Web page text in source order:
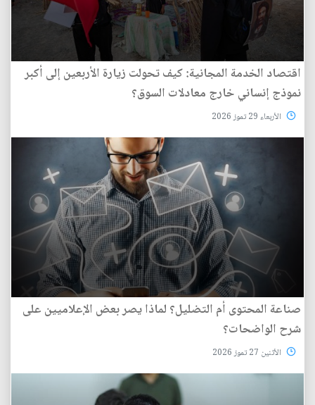
اقتصاد الخدمة المجانية: كيف تحولت زيارة الأربعين إلى أكبر
نموذج إنساني خارج معادلات السوق؟
الأربعاء 29 تموز 2026
صناعة المحتوى أم التضليل؟ لماذا يصر بعض الإعلاميين على
شرح الواضحات؟
الأثنين 27 تموز 2026